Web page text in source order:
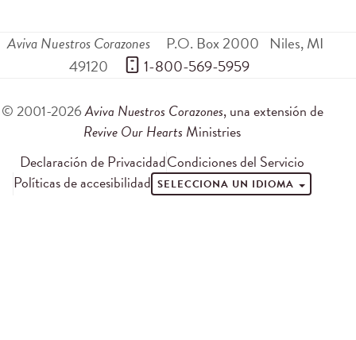
Aviva Nuestros Corazones P.O. Box 2000 Niles,MI
49120
1-800-569-5959
© 2001-2026Aviva Nuestros Corazones, una extensión de
Revive Our Hearts Ministries
Declaración de PrivacidadCondiciones del Servicio
Políticas de accesibilidad SELECCIONA UN IDIOMA